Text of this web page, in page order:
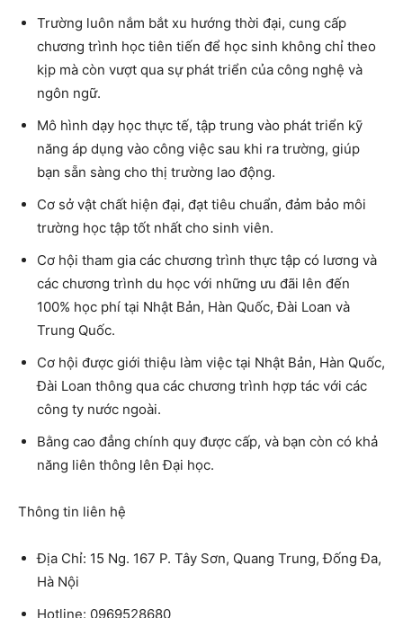
Trường luôn nắm bắt xu hướng thời đại, cung cấp
chương trình học tiên tiến để học sinh không chỉ theo
kịp mà còn vượt qua sự phát triển của công nghệ và
ngôn ngữ.
Mô hình dạy học thực tế, tập trung vào phát triển kỹ
năng áp dụng vào công việc sau khi ra trường, giúp
bạn sẵn sàng cho thị trường lao động.
Cơ sở vật chất hiện đại, đạt tiêu chuẩn, đảm bảo môi
trường học tập tốt nhất cho sinh viên.
Cơ hội tham gia các chương trình thực tập có lương và
các chương trình du học với những ưu đãi lên đến
100% học phí tại Nhật Bản, Hàn Quốc, Đài Loan và
Trung Quốc.
Cơ hội được giới thiệu làm việc tại Nhật Bản, Hàn Quốc,
Đài Loan thông qua các chương trình hợp tác với các
công ty nước ngoài.
Bằng cao đẳng chính quy được cấp, và bạn còn có khả
năng liên thông lên Đại học.
Thông tin liên hệ
Địa Chỉ: 15 Ng. 167 P. Tây Sơn, Quang Trung, Đống Đa,
Hà Nội
Hotline: 0969528680